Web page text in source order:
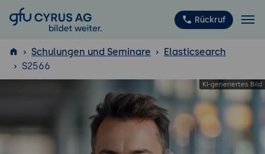
GFU Cyrus AG Rückruf
ISTQB ®
Schulungen und Seminare
Elasticsearch
S2566